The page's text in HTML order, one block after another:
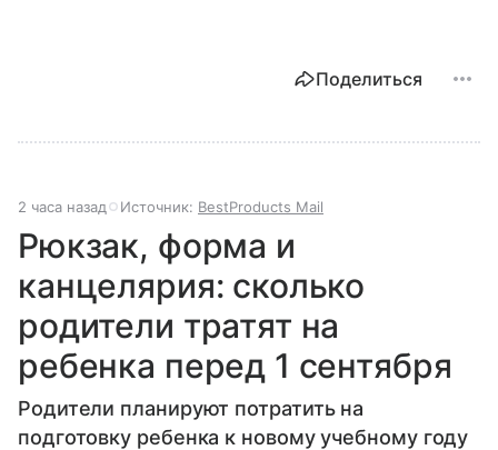
Поделиться
2 часа назад Источник: BestProducts Mail
Рюкзак, форма и
канцелярия: сколько
родители тратят на
ребенка перед 1 сентября
Родители планируют потратить на
подготовку ребенка к новому учебному году